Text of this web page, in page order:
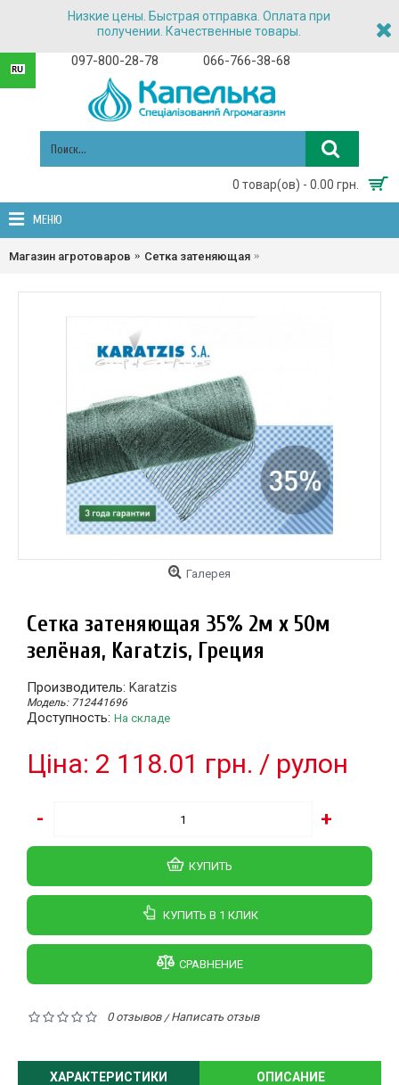
Низкие цены. Быстрая отправка. Оплата при
получении. Качественные товары.
097-800-28-78 066-766-38-68
0 товар(ов) - 0.00 грн.
МЕНЮ
Магазин агротоваров Сетка затеняющая
Галерея
Сетка затеняющая 35% 2м х 50м
зелёная, Karatzis, Греция
Производитель: Karatzis
Модель: 712441696
Доступность: На складе
Цiна: 2 118.01 грн. / рулон
- +
КУПИТЬ
КУПИТЬ В 1 КЛИК
СРАВНЕНИЕ
0 отзывов/Написать отзыв
ХАРАКТЕРИСТИКИ ОПИСАНИЕ